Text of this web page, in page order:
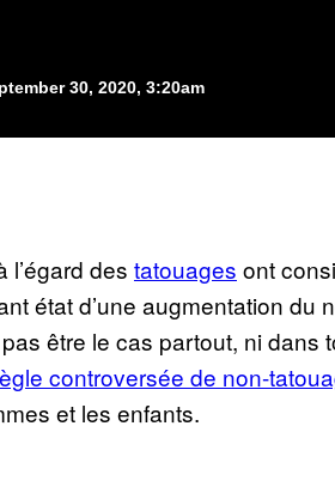
30, 2020, 3:20am
l’égard des tatouages ont
état d’une augmentation du
être le cas partout, ni dans
controversée de non-
et les enfants.